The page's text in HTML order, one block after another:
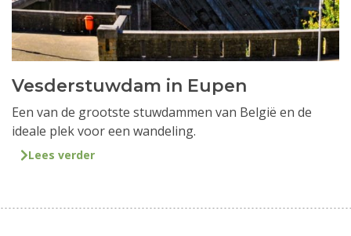
Vesderstuwdam in Eupen
Een van de grootste stuwdammen van België en de
ideale plek voor een wandeling.
Lees verder